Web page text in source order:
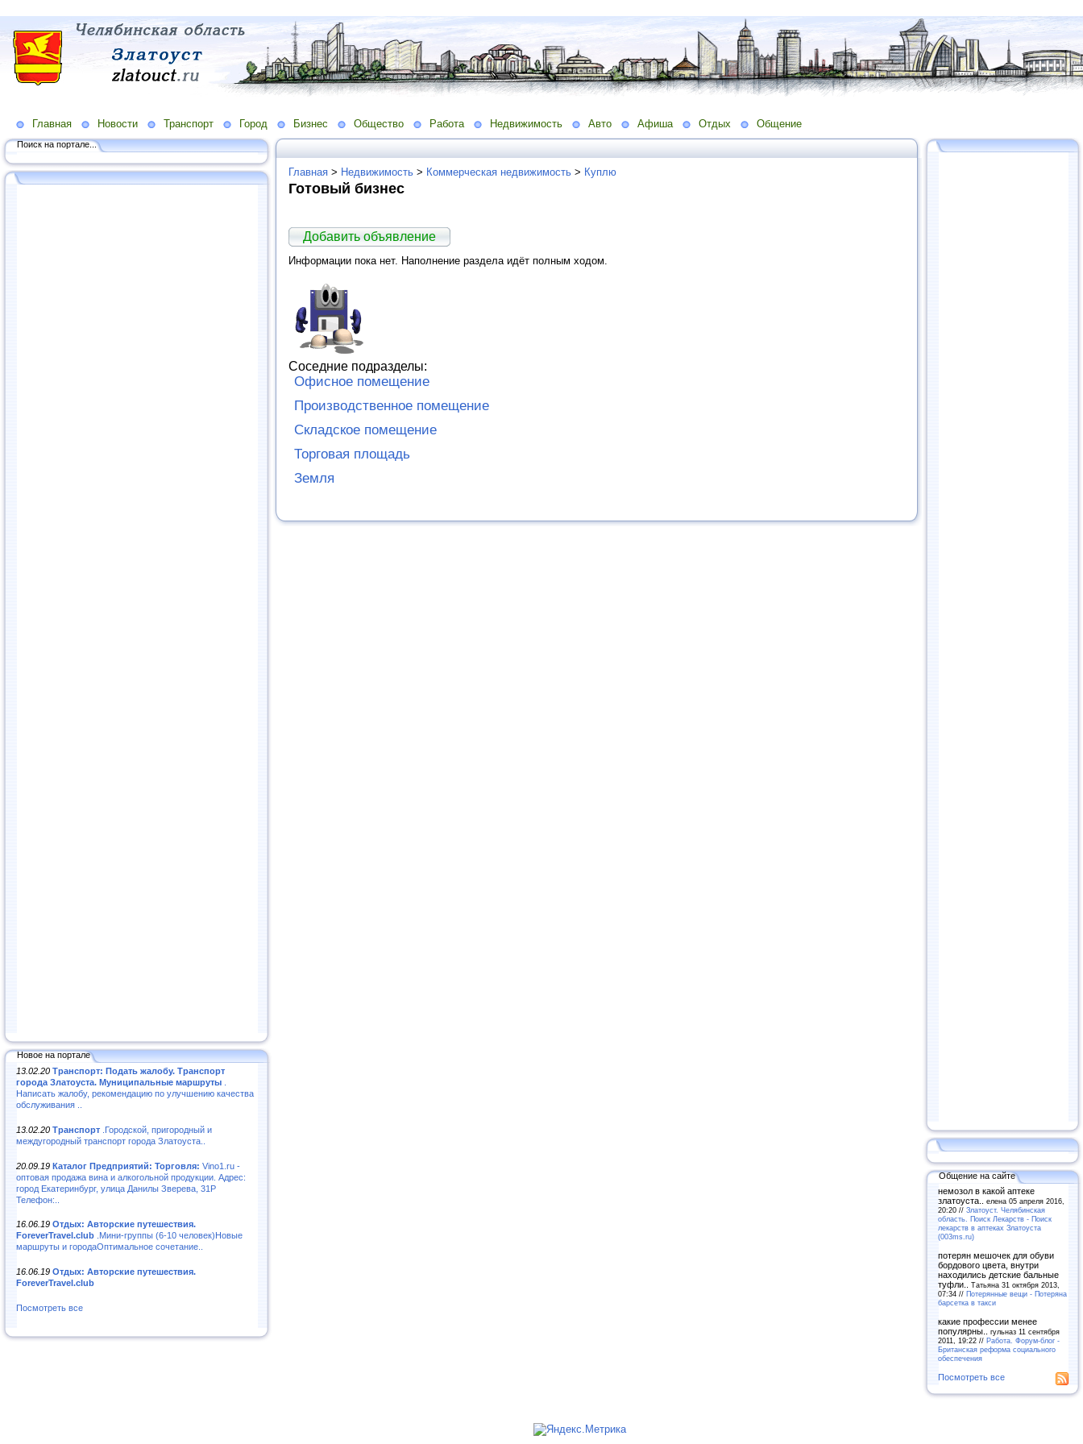
Главная Новости Транспорт Город Бизнес Общество Работа Недвижимость Авто Афиша Отдых Общение
Поиск на портале...
Новое на портале
13.02.20 Транспорт: Подать жалобу. Транспорт
города Златоуста. Муниципальные маршруты
Написать жалобу, рекомендацию по улучшению качества
обслуживания ..
13.02.20 Транспорт .Городской, пригородный и
междугородный транспорт города Златоуста..
20.09.19 Каталог Предприятий: Торговля: Vino1.ru -
оптовая продажа вина и алкогольной продукции. Адрес:
город Екатеринбург, улица Данилы Зверева, 31Р
Телефон:..
16.06.19 Отдых: Авторские путешествия.
ForeverTravel.club .Мини-группы (6-10 человек)Новые
маршруты и городаОптимальное сочетание..
16.06.19 Отдых: Авторские путешествия.
ForeverTravel.club
Посмотреть все
Главная > Недвижимость > Коммерческая недвижимость > Куплю
Готовый бизнес
Добавить объявление
Информации пока нет. Наполнение раздела идёт полным ходом.
Соседние подразделы:
Офисное помещение
Производственное помещение
Складское помещение
Торговая площадь
Земля
Общение на сайте
немозол в какой аптеке
златоуста.. елена 05 апреля 2016,
20:20 // Златоуст. Челябинская
область. Поиск Лекарств - Поиск
лекарств в аптеках Златоуста
(003ms.ru)
потерян мешочек для обуви
бордового цвета, внутри
находились детские бальные
туфли.. Татьяна 31 октября 2013,
07:34 // Потерянные вещи - Потеряна
барсетка в такси
какие профессии менее
популярны.. гульназ 11 сентября
2011, 19:22 // Работа. Форум-блог -
Британская реформа социального
обеспечения
Посмотреть все